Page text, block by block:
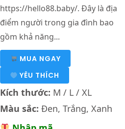
https://hello88.baby/. Đây là địa
điểm người trong gia đình bao
gồm khả năng...
MUA NGAY
YÊU THÍCH
Kích thước: M / L / XL
Màu sắc: Đen, Trắng, Xanh